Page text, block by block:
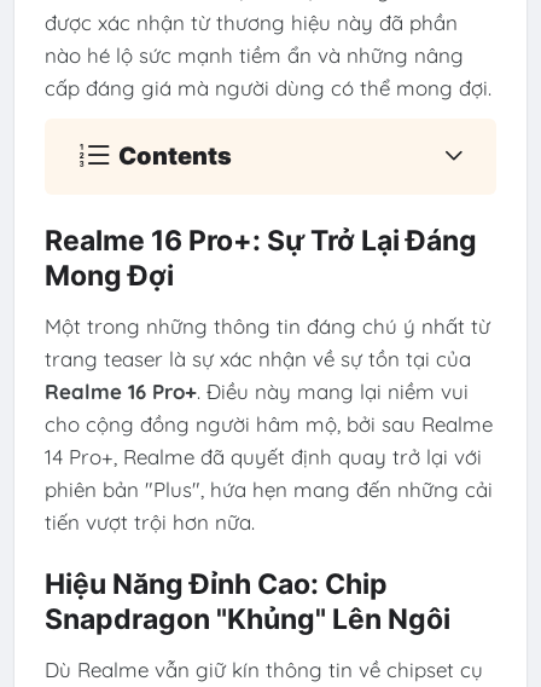
được xác nhận từ thương hiệu này đã phần
nào hé lộ sức mạnh tiềm ẩn và những nâng
cấp đáng giá mà người dùng có thể mong đợi.
Contents
Realme 16 Pro+: Sự Trở Lại Đáng
Mong Đợi
Một trong những thông tin đáng chú ý nhất từ
trang teaser là sự xác nhận về sự tồn tại của
Realme 16 Pro+. Điều này mang lại niềm vui
cho cộng đồng người hâm mộ, bởi sau Realme
14 Pro+, Realme đã quyết định quay trở lại với
phiên bản "Plus", hứa hẹn mang đến những cải
tiến vượt trội hơn nữa.
Hiệu Năng Đỉnh Cao: Chip
Snapdragon "Khủng" Lên Ngôi
Dù Realme vẫn giữ kín thông tin về chipset cụ